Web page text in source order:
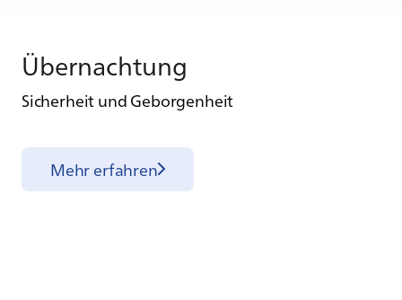
Über­nach­tung
Sicherheit und Geborgenheit
Mehr erfahren